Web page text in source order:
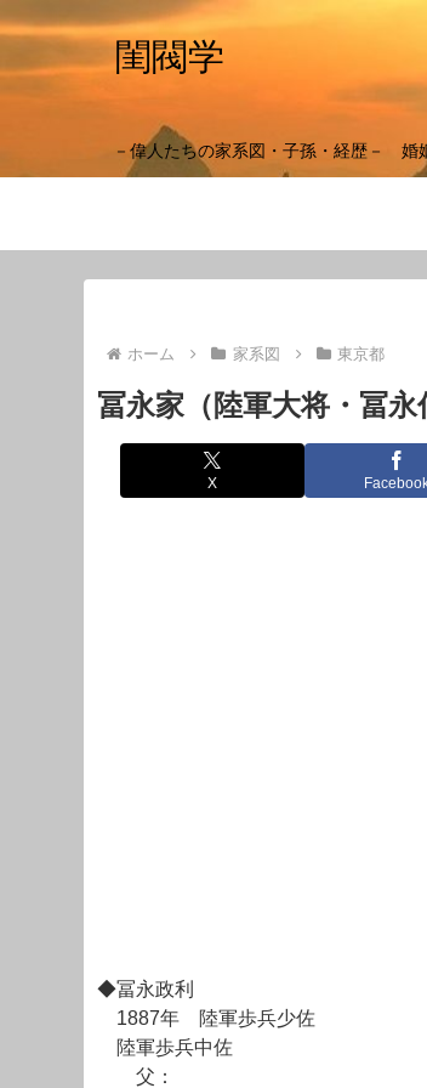
閨閥学
－偉人たちの家系図・子孫・経歴－ 婚
ホーム 家系図 東京都
冨永家（陸軍大将・冨永
X
◆冨永政利
1887年 陸軍歩兵少佐
陸軍歩兵中佐
父：